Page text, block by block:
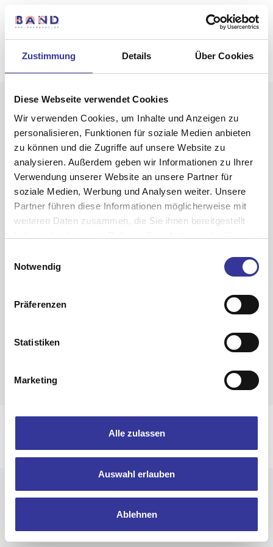
Zustimmung Details Über Cookies
Diese Webseite verwendet Cookies
Wir verwenden Cookies, um Inhalte und Anzeigen zu
personalisieren, Funktionen für soziale Medien anbieten
zu können und die Zugriffe auf unsere Website zu
analysieren. Außerdem geben wir Informationen zu Ihrer
Verwendung unserer Website an unsere Partner für
soziale Medien, Werbung und Analysen weiter. Unsere
Partner führen diese Informationen möglicherweise mit
weiteren Daten zusammen, die Sie ihnen bereitgestellt
Datenschutzerklärung
Notwendig
Präferenzen
Statistiken
Marketing
Alle zulassen
Auswahl erlauben
Ablehnen
W4C
Impressum Datenschutzerklärung